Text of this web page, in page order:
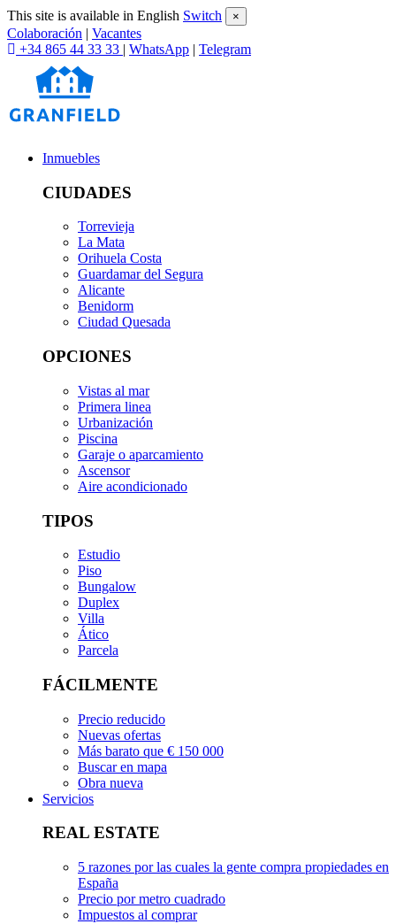
This site is available in English Switch ×
Colaboración | Vacantes
+34 865 44 33 33 | WhatsApp | Telegram
Inmuebles
CIUDADES
Torrevieja
La Mata
Orihuela Costa
Guardamar del Segura
Alicante
Benidorm
Ciudad Quesada
OPCIONES
Vistas al mar
Primera linea
Urbanización
Piscina
Garaje o aparcamiento
Ascensor
Aire acondicionado
TIPOS
Estudio
Piso
Bungalow
Duplex
Villa
Ático
Parcela
FÁCILMENTE
Precio reducido
Nuevas ofertas
Más barato que € 150 000
Buscar en mapa
Obra nueva
Servicios
REAL ESTATE
5 razones por las cuales la gente compra propiedades en
España
Precio por metro cuadrado
Impuestos al comprar